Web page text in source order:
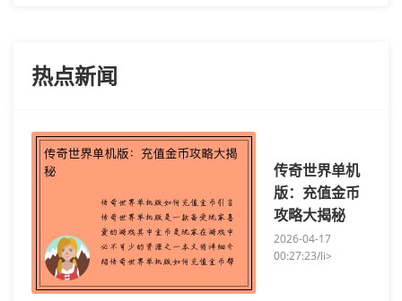
热点新闻
传奇世界单机
版：充值金币
攻略大揭秘
2026-04-17
00:27:23/li>